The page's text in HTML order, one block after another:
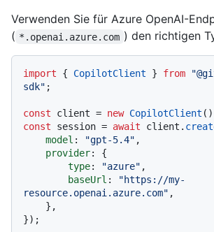
Verwenden Sie für Azure OpenAI-
( *.openai.azure.com ) den richtigen
import { CopilotClient } from
sdk" ;
const client = new CopilotClient
const session = await client.
model : "gpt-5.4" ,
provider: {
type: "azure" ,
baseUrl :
"https://my-
resource.openai.azure.com" ,